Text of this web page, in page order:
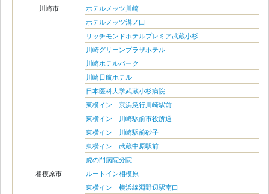
川崎市
ホテルメッツ川崎
ホテルメッツ溝ノ口
リッチモンドホテルプレミア武蔵小杉
川崎グリーンプラザホテル
川崎ホテルパーク
川崎日航ホテル
日本医科大学武蔵小杉病院
東横イン 京浜急行川崎駅前
東横イン 川崎駅前市役所通
東横イン 川崎駅前砂子
東横イン 武蔵中原駅前
虎の門病院分院
相模原市
ルートイン相模原
東横イン 横浜線淵野辺駅南口